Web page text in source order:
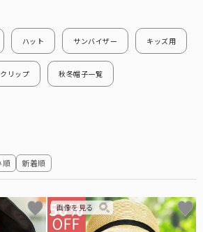
折り畳み日傘
ハット サンバイザー キッズ用
リップ 秋冬帽子一覧
順 新着順